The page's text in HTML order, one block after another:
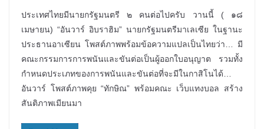
ประเทศไทยมีนายกรัฐมนตรี ๒ คนต่อไปครับ วานนี้ ( ๑๘
เมษายน) “อันวาร์ อิบราฮิม” นายกรัฐมนตรีมาเลเซีย ในฐานะ
ประธานอาเซียน โพสต์ภาพพร้อมข้อความแปลเป็นไทยว่า… มี
คณะกรรมการการพนันและขันต่อเป็นผู้ออกใบอนุญาต รวมทั้ง
กำหนดประเภทของการพนันและขันต่อที่จะมีในกาสิโนได้…
อันวาร์ โพสต์ภาพคุย “ทักษิณ” พร้อมคณะ เว็บแทงบอล สร้าง
สันติภาพเมียนมา​